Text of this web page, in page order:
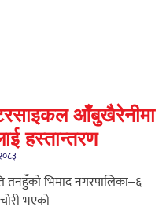
आँबुखैरेनीमा
हस्तान्तरण
तनहुँको भिमाद नगरपालिका–६
भएको